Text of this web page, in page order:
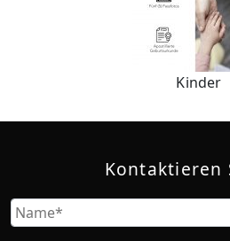
Kinder
Kontaktieren